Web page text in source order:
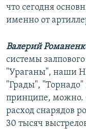
что сегодня
именно от
Валерий
системы
"Ураганы", наши
"Грады", "Торнадо"
принципе, можно.
расход снарядов
30 тысяч